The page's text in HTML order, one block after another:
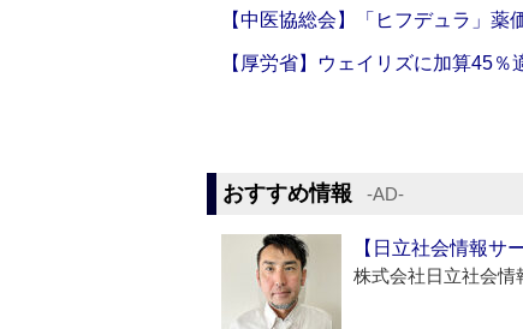
【中医協総会】「ヒフデュラ」薬
【厚労省】ウェイリズに加算45
おすすめ情報 ‐AD‐
【日立社会情報サ
株式会社日立社会情